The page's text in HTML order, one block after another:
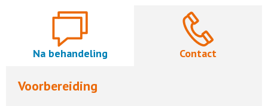
Na behandeling Contact
Voorbereiding